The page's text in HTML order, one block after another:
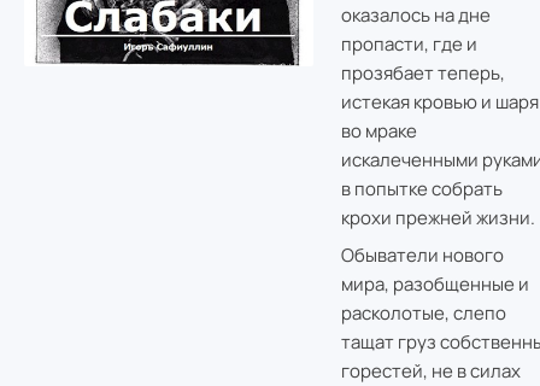
оказалось на дне
пропасти, где и
прозябает теперь,
истекая кровью и шаря
во мраке
искалеченными
в попытке собрать
крохи прежней жизни.
Обыватели нового
мира, разобщенные и
расколотые, слепо
тащат груз
горестей, не в силах